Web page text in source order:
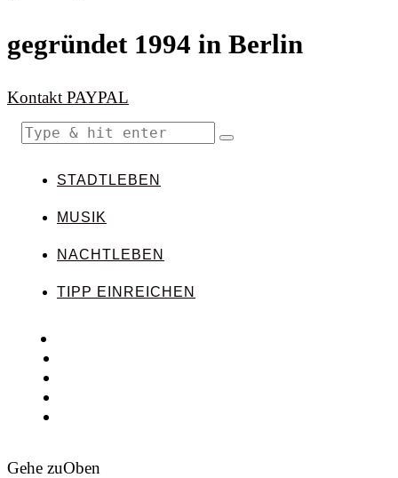
gegründet 1994 in Berlin
Kontakt PAYPAL
STADTLEBEN
MUSIK
NACHTLEBEN
TIPP EINREICHEN
Gehe zuOben